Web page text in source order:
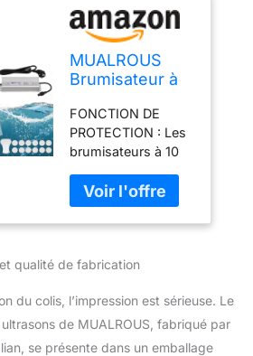
MUALROUS
Brumisateur à
têtes, 7L/H
Brumisateur à
ultrasons
Humidificateur
à brouillard
ultrasonique
Alimentation
pour Pond
Pelouse
Décoration
d’Halloween
FONCTION DE
PROTECTION : Les
brumisateurs à 10
conception de ligne
indépendante, qui
ne s’affectent pas ;
manque d’eau, il
automatiquement
lorsqu’il n’y a pas
d’eau. La protection
qualité de fabrication
du colis, l’impression est sérieuse. Le
de MUALROUS, fabriqué par
se présente dans un emballage